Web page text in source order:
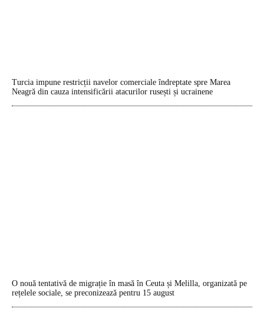
Turcia impune restricții navelor comerciale îndreptate spre Marea
Neagră din cauza intensificării atacurilor rusești și ucrainene
O nouă tentativă de migrație în masă în Ceuta și Melilla, organizată pe
rețelele sociale, se preconizează pentru 15 august